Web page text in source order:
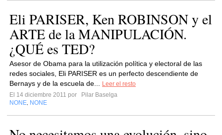
Eli PARISER, Ken ROBINSON y el
ARTE de la MANIPULACIÓN.
¿QUÉ es TED?
Asesor de Obama para la utilización política y electoral de las
redes sociales, Eli PARISER es un perfecto descendiente de
Bernays y de la escuela de...
Leer el resto
El 14 diciembre 2011 por
Pilar Baselga
NONE NONE